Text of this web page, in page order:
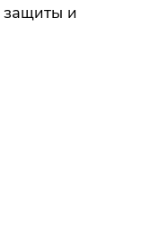
защиты и